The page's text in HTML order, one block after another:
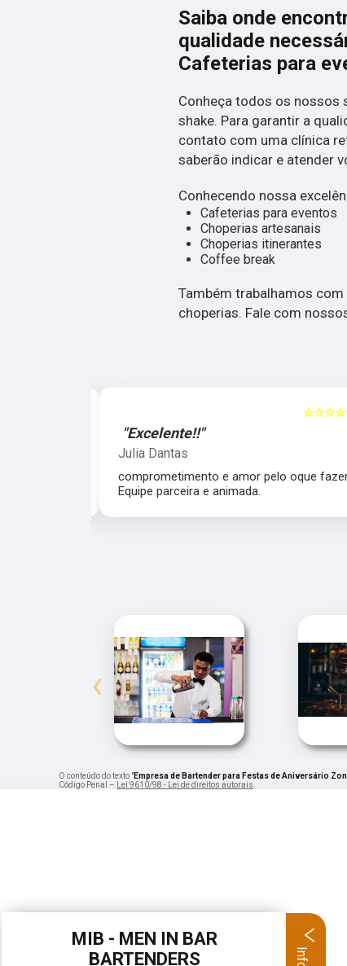
Saiba onde
qualidade
Cafeterias para
Conheça todos os nossos
shake. Para garantir a
contato com uma clínica
saberão indicar e atender
Conhecendo nossa
Cafeterias para eventos
Choperias artesanais
Choperias itinerantes
Coffee break
Também trabalhamos
choperias. Fale com
"Excelente!!"
Julia Dantas
comprometimento e amor pelo oque
Equipe parceira e animada.
‹
O conteúdo do texto "Empresa de Bartender para Festas de Aniversário
Código Penal – Lei 9610/98 - Lei de direitos autorais.
MIB - MEN IN BAR
BARTENDERS